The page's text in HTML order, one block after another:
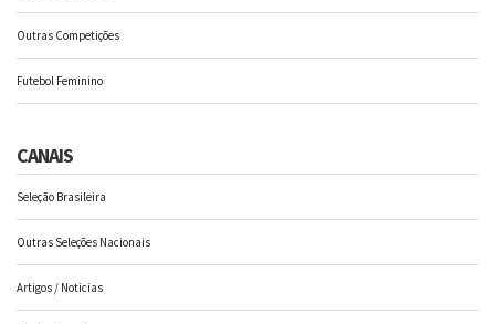
Outras Competições
Futebol Feminino
CANAIS
Seleção Brasileira
Outras Seleções Nacionais
Artigos / Noticias